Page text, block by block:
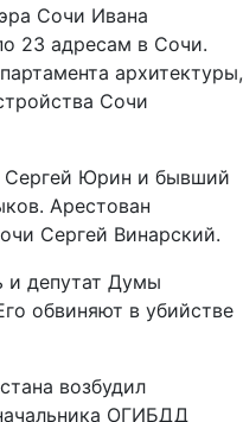
Сочи Ивана
23 адресам в Сочи.
архитектуры,
Сочи
Сергей Юрин и бывший
Арестован
Сергей Винарский.
и депутат Думы
обвиняют в убийстве
возбудил
ОГИБДД